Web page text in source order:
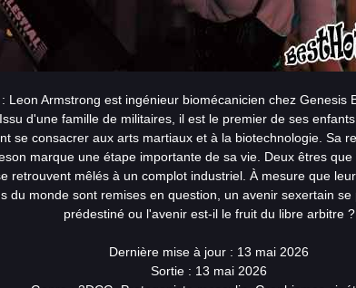
Leon Armstrong est ingénieur biomécanicien chez Genesis
d'une famille de militaires, il est le premier de ses
se consacrer aux arts martiaux et à la biotechnologie. Sa
marque une étape importante de sa vie. Deux êtres
retrouvent mêlés à un complot industriel. À mesure que
du monde sont remises en question, un avenir sexertain se
prédestiné ou l'avenir est-il le fruit du libre arbitre ?
Dernière mise à jour : 13 mai 2026
Sortie : 13 mai 2026